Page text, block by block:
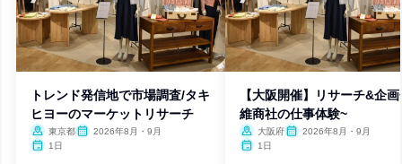
トレンド発信地で市場調査/タキ
ヒヨーのマーケットリサーチ
東京都
2026年8月・9月
1日
【大阪開催】リサーチ&企
維商社の仕事体験~
大阪府
2026年8月・9月
1日